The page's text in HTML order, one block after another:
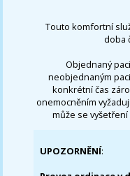
Touto komfortní
doba
Objednaný
neobjednaným
konkrétní čas
onemocněním
může se
UPOZORNĚNÍ: